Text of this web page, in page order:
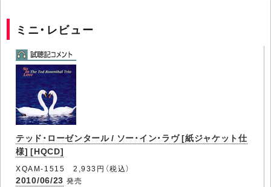
ミニ・レビュー
テッド・ローゼンタール / ソー・イン・ラヴ [紙ジャケット仕
様] [HQCD]
XQAM-1515 2,933円（税込）
2010/06/23 発売